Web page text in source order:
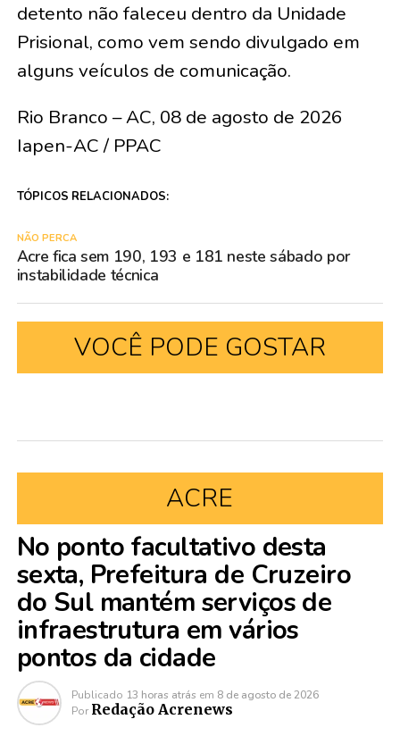
detento não faleceu dentro da Unidade
Prisional, como vem sendo divulgado em
alguns veículos de comunicação.
Rio Branco – AC, 08 de agosto de 2026
Iapen-AC / PPAC
TÓPICOS RELACIONADOS:
NÃO PERCA
Acre fica sem 190, 193 e 181 neste sábado por
instabilidade técnica
VOCÊ PODE GOSTAR
ACRE
No ponto facultativo desta
sexta, Prefeitura de Cruzeiro
do Sul mantém serviços de
infraestrutura em vários
pontos da cidade
Publicado 13 horas atrás em 8 de agosto de 2026
Por Redação Acrenews